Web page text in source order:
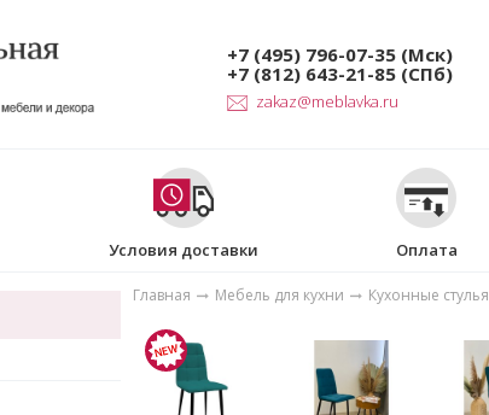
+7 (495) 796-07-35 (Мск)
+7 (812) 643-21-85 (СПб)
zakaz@meblavka.ru
Условия доставки Оплата
Главная Мебель для кухни Кухонные стулья